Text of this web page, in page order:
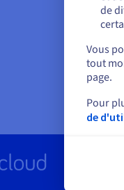
de
Vous
tout
page.
Pour
de